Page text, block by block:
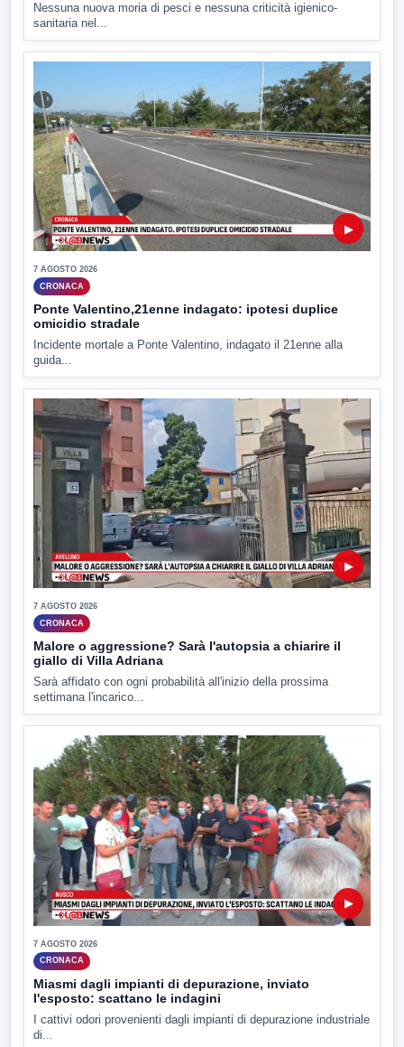
Nessuna nuova moria di pesci e nessuna criticità igienico-
sanitaria nel...
▶
7 AGOSTO 2026
CRONACA
Ponte Valentino,21enne indagato: ipotesi duplice
omicidio stradale
Incidente mortale a Ponte Valentino, indagato il 21enne alla
guida...
▶
7 AGOSTO 2026
CRONACA
Malore o aggressione? Sarà l'autopsia a chiarire il
giallo di Villa Adriana
Sarà affidato con ogni probabilità all'inizio della prossima
settimana l'incarico...
▶
7 AGOSTO 2026
CRONACA
Miasmi dagli impianti di depurazione, inviato
l'esposto: scattano le indagini
I cattivi odori provenienti dagli impianti di depurazione industriale
di...